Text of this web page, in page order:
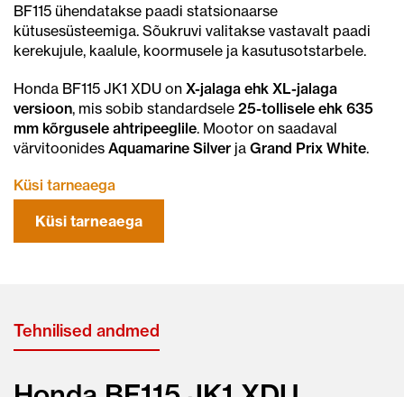
BF115 ühendatakse paadi statsionaarse
kütusesüsteemiga. Sõukruvi valitakse vastavalt paadi
kerekujule, kaalule, koormusele ja kasutusotstarbele.
Honda BF115 JK1 XDU on X-jalaga ehk XL-jalaga
versioon, mis sobib standardsele 25-tollisele ehk 635
mm kõrgusele ahtripeeglile. Mootor on saadaval
värvitoonides Aquamarine Silver ja Grand Prix White.
Küsi tarneaega
Küsi tarneaega
Tehnilised andmed